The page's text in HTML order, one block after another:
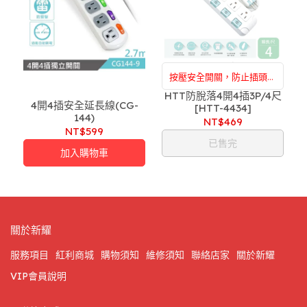
4開4插安全延長線(CG-
144)
NT$599
加入購物車
按壓安全開關，防止插頭脫
落、小孩不易拔插！！
附設：家電維修，買前買後
一條龍服務，售後服務沒煩
惱，專屬於你的家庭醫生
HTT防脫落4開4插3P/4尺
[HTT-4434]
NT$469
已售完
關於新耀
服務項目 紅利商城 購物須知 維修須知 聯絡店家
關於新耀
VIP會員說明